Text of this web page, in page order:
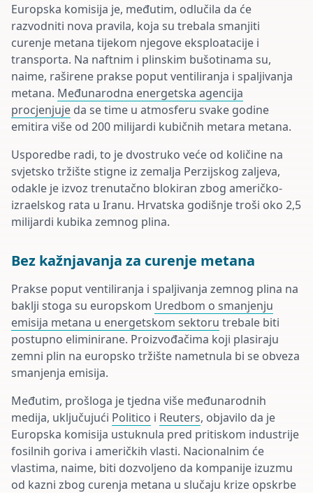
Europska komisija je, međutim, odlučila da će
razvodniti nova pravila, koja su trebala smanjiti
curenje metana tijekom njegove eksploatacije i
transporta. Na naftnim i plinskim bušotinama su,
naime, raširene prakse poput ventiliranja i spaljivanja
metana. Međunarodna energetska agencija
procjenjuje da se time u atmosferu svake godine
emitira više od 200 milijardi kubičnih metara metana.
Usporedbe radi, to je dvostruko veće od količine na
svjetsko tržište stigne iz zemalja Perzijskog zaljeva,
odakle je izvoz trenutačno blokiran zbog američko-
izraelskog rata u Iranu. Hrvatska godišnje troši oko 2,5
milijardi kubika zemnog plina.
Bez kažnjavanja za curenje metana
Prakse poput ventiliranja i spaljivanja zemnog plina na
baklji stoga su europskom Uredbom o smanjenju
emisija metana u energetskom sektoru trebale biti
postupno eliminirane. Proizvođačima koji plasiraju
zemni plin na europsko tržište nametnula bi se obveza
smanjenja emisija.
Međutim, prošloga je tjedna više međunarodnih
medija, uključujući Politico i Reuters, objavilo da je
Europska komisija ustuknula pred pritiskom industrije
fosilnih goriva i američkih vlasti. Nacionalnim će
vlastima, naime, biti dozvoljeno da kompanije izuzmu
od kazni zbog curenja metana u slučaju krize opskrbe